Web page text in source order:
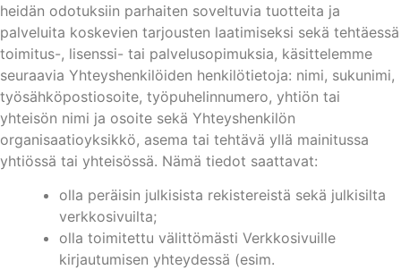
heidän odotuksiin parhaiten soveltuvia tuotteita ja
palveluita koskevien tarjousten laatimiseksi sekä tehtäessä
toimitus-, lisenssi- tai palvelusopimuksia, käsittelemme
seuraavia Yhteyshenkilöiden henkilötietoja: nimi, sukunimi,
työsähköpostiosoite, työpuhelinnumero, yhtiön tai
yhteisön nimi ja osoite sekä Yhteyshenkilön
organisaatioyksikkö, asema tai tehtävä yllä mainitussa
yhtiössä tai yhteisössä. Nämä tiedot saattavat:
olla peräisin julkisista rekistereistä sekä julkisilta
verkkosivuilta;
olla toimitettu välittömästi Verkkosivuille
kirjautumisen yhteydessä (esim.